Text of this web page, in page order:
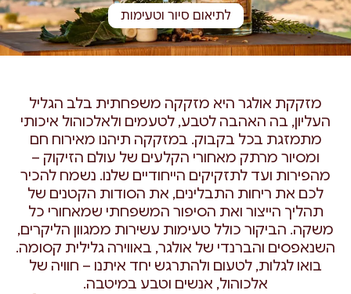
לתיאום סיור וטעימות
מזקקת אולגר היא מזקקה משפחתית בלב הגליל
העליון, בה האהבה לטבע, לטעמים ולאלכוהול איכותי
מתמזגת בכל בקבוק. במזקקה תיהנו מאירוח חם
ומסיור מרתק מאחורי הקלעים של עולם הזיקוק –
מהפירות ועד לתזקיקים הייחודיים שלנו. נשמח להכיר
לכם את ריחות התבלינים, את הסודות הקטנים של
תהליך הייצור ואת הסיפור המשפחתי שמאחורי כל
משקה. הביקור כולל טעימות עשירות ממגוון הליקרים,
השנאפסים והברנדי של אולגר, באווירה גלילית קסומה.
בואו לגלות, לטעום ולהתרגש יחד איתנו – חוויה של
אלכוהול, אנשים וטבע במיטבה.